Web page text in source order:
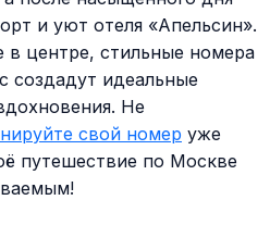
и уют отеля «Апельсин».
в центре, стильные номера
создадут идеальные
Не
свой номер уже
путешествие по Москве